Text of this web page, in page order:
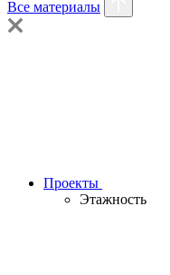
Все материалы
Проекты
Этажность